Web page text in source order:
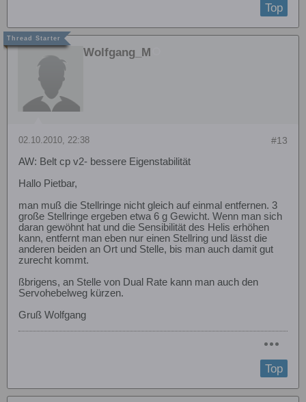
Top
Wolfgang_M
#13
02.10.2010, 22:38
AW: Belt cp v2- bessere Eigenstabilität
Hallo Pietbar,
man muß die Stellringe nicht gleich auf einmal entfernen. 3
große Stellringe ergeben etwa 6 g Gewicht. Wenn man sich
daran gewöhnt hat und die Sensibilität des Helis erhöhen
kann, entfernt man eben nur einen Stellring und lässt die
anderen beiden an Ort und Stelle, bis man auch damit gut
zurecht kommt.
ßbrigens, an Stelle von Dual Rate kann man auch den
Servohebelweg kürzen.
Gruß Wolfgang
Top